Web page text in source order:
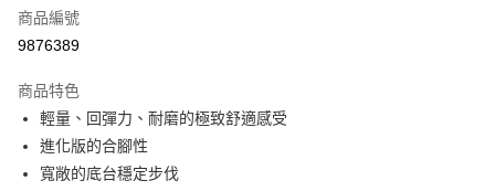
ATM付款
運送方式
宅配
每筆NT$100，滿NT$3,500(含以上)免運費
商品編號
9876389
商品特色
輕量、回彈力、耐磨的極致舒適感受
進化版的合腳性
寬敞的底台穩定步伐